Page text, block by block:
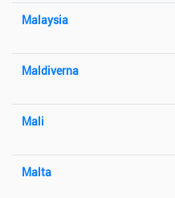
Malaysia
Maldiverna
Mali
Malta